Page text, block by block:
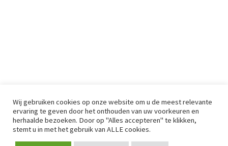
Wij gebruiken cookies op onze website om u de meest relevante
ervaring te geven door het onthouden van uw voorkeuren en
herhaalde bezoeken. Door op "Alles accepteren" te klikken,
stemt u in met het gebruik van ALLE cookies.